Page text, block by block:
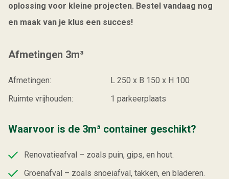
oplossing voor kleine projecten. Bestel vandaag nog
en maak van je klus een succes!
Afmetingen 3m³
Afmetingen:
L 250 x B 150 x H 100
Ruimte vrijhouden:
1 parkeerplaats
Waarvoor is de 3m³ container geschikt?
Renovatieafval – zoals puin, gips, en hout.
Groenafval – zoals snoeiafval, takken, en bladeren.